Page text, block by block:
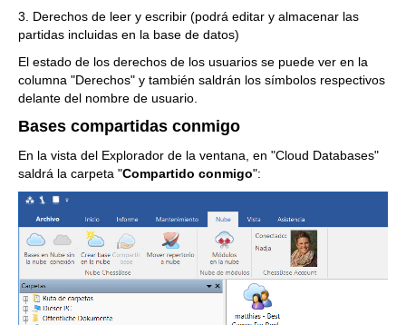
3. Derechos de leer y escribir (podrá editar y almacenar las
partidas incluidas en la base de datos)
El estado de los derechos de los usuarios se puede ver en la
columna "Derechos" y también saldrán los símbolos respectivos
delante del nombre de usuario.
Bases compartidas conmigo
En la vista del Explorador de la ventana, en "Cloud Databases"
saldrá la carpeta "Compartido conmigo":